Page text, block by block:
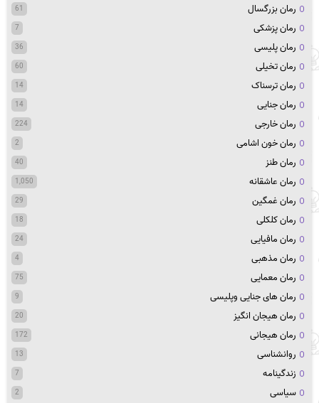
رمان بزرگسال 61
رمان پزشکی 7
رمان پلیسی 36
رمان تخیلی 60
رمان ترسناک 14
رمان جنایی 14
رمان خارجی 224
رمان خون اشامی 2
رمان طنز 40
رمان عاشقانه 1,050
رمان غمگین 29
رمان کلکلی 18
رمان مافیایی 24
رمان مذهبی 4
رمان معمایی 75
رمان های جنایی وپلیسی 9
رمان هیجان انگیز 20
رمان هیجانی 172
روانشناسی 13
زندگینامه 7
سیاسی 2